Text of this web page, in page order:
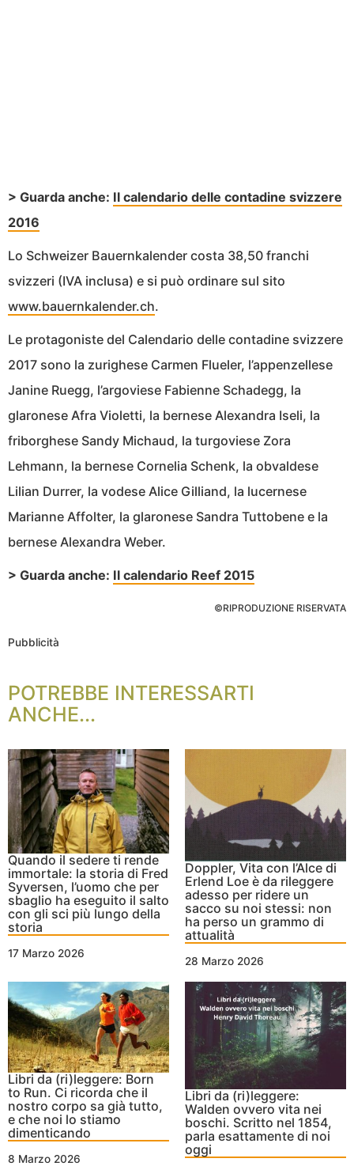
> Guarda anche: Il calendario delle contadine svizzere
2016
Lo Schweizer Bauernkalender costa 38,50 franchi
svizzeri (IVA inclusa) e si può ordinare sul sito
www.bauernkalender.ch.
Le protagoniste del Calendario delle contadine svizzere
2017 sono la zurighese Carmen Flueler, l’appenzellese
Janine Ruegg, l’argoviese Fabienne Schadegg, la
glaronese Afra Violetti, la bernese Alexandra Iseli, la
friborghese Sandy Michaud, la turgoviese Zora
Lehmann, la bernese Cornelia Schenk, la obvaldese
Lilian Durrer, la vodese Alice Gilliand, la lucernese
Marianne Affolter, la glaronese Sandra Tuttobene e la
bernese Alexandra Weber.
> Guarda anche: Il calendario Reef 2015
©RIPRODUZIONE RISERVATA
Pubblicità
POTREBBE INTERESSARTI
ANCHE...
Quando il sedere ti rende
immortale: la storia di Fred
Syversen, l’uomo che per
sbaglio ha eseguito il salto
con gli sci più lungo della
storia
17 Marzo 2026
Doppler, Vita con l’Alce di
Erlend Loe è da rileggere
adesso per ridere un
sacco su noi stessi: non
ha perso un grammo di
attualità
28 Marzo 2026
Libri da (ri)leggere: Born
to Run. Ci ricorda che il
nostro corpo sa già tutto,
e che noi lo stiamo
dimenticando
8 Marzo 2026
Libri da (ri)leggere:
Walden ovvero vita nei
boschi. Scritto nel 1854,
parla esattamente di noi
oggi